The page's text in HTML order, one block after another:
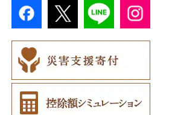
中札内村
滝川市
比布町
鶴居村
苫前町
むつ市
田舎館村
三沢市
山田町
大槌町
大和町
大郷町
仙台市
角田市
寒河江市
西川町
山形市
大江町
福島市
新地町
三島町
矢吹町
水戸市
鉾田市
石岡市
坂東市
草津町
高崎市
大泉町
中之条町
吉見町
東松山市
志木市
桶川市
佐倉市
木更津市
野田市
鴨川市
板橋区
渋谷区
新宿区
青梅市
横浜市
茅ヶ崎市
厚木市
相模原市
湯沢町
新潟市
甲州市
丹波山村
売木村
小諸市
箕輪町
王滝村
海津市
関ケ原町
笠松町
土岐市
森町
川根本町
御前崎市
西伊豆町
東海市
新城市
瀬戸市
半田市
八幡市
京田辺市
吹田市
河南町
高槻市
箕面市
尼崎市
加西市
淡路市
香美町
上牧町
明日香村
奈良市
野迫川村
すさみ町
日高町
印南町
みなべ町
矢掛町
鏡野町
久万高原町
上島町
愛南町
伊予市
須崎市
日高村
黒潮町
奈半利町
添田町
大刀洗町
苅田町
春日市
嬉野市
佐賀県（県庁）
江北町
多久市
長崎県
松浦市
諫早市
長与町
熊本県
湯前町
菊池市
大分県
九重町
竹田市
宮崎県
宮崎市
指宿市
沖縄県